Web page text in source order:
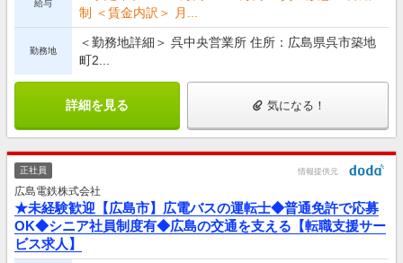
給与
制 ＜賃金内訳＞ 月...
勤務地
＜勤務地詳細＞ 呉中央営業所 住所：広島県呉市築地
町2...
詳細を見る 気になる！
正社員 情報提供元
広島電鉄株式会社
★未経験歓迎【広島市】広電バスの運転士◆普通免許で応募
OK◆シニア社員制度有◆広島の交通を支える【転職支援サー
ビス求人】